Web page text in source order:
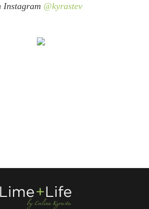
Instagram @kyrastev